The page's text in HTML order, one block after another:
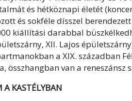
és hétköznapi életét
és sokféle dísszel
kiállítási darabbal
XII. Lajos
a XIX. században
összhangban van a reneszánsz
KASTÉLYBAN